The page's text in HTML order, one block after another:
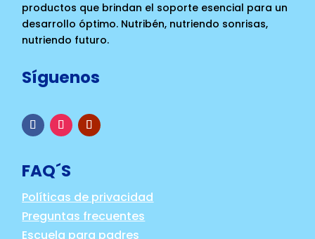
productos que brindan el soporte esencial para un
desarrollo óptimo. Nutribén, nutriendo sonrisas,
nutriendo futuro.
Síguenos
FAQ´S
Políticas de privacidad
Preguntas frecuentes
Escuela para padres